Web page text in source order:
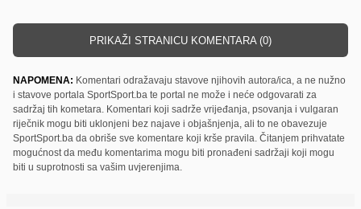
PRIKAŽI STRANICU KOMENTARA (0)
NAPOMENA: Komentari odražavaju stavove njihovih autora/ica, a ne nužno
i stavove portala SportSport.ba te portal ne može i neće odgovarati za
sadržaj tih kometara. Komentari koji sadrže vrijeđanja, psovanja i vulgaran
riječnik mogu biti uklonjeni bez najave i objašnjenja, ali to ne obavezuje
SportSport.ba da obriše sve komentare koji krše pravila. Čitanjem prihvatate
mogućnost da među komentarima mogu biti pronađeni sadržaji koji mogu
biti u suprotnosti sa vašim uvjerenjima.